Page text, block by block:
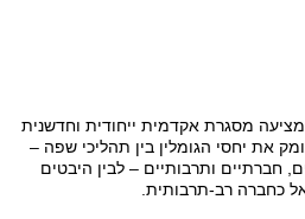
מציעה מסגרת אקדמית ייחודית וחדשנית
את יחסי הגומלין בין תהליכי שפה –
חברתיים ותרבותיים – לבין היבטים
כחברה רב-תרבותית.